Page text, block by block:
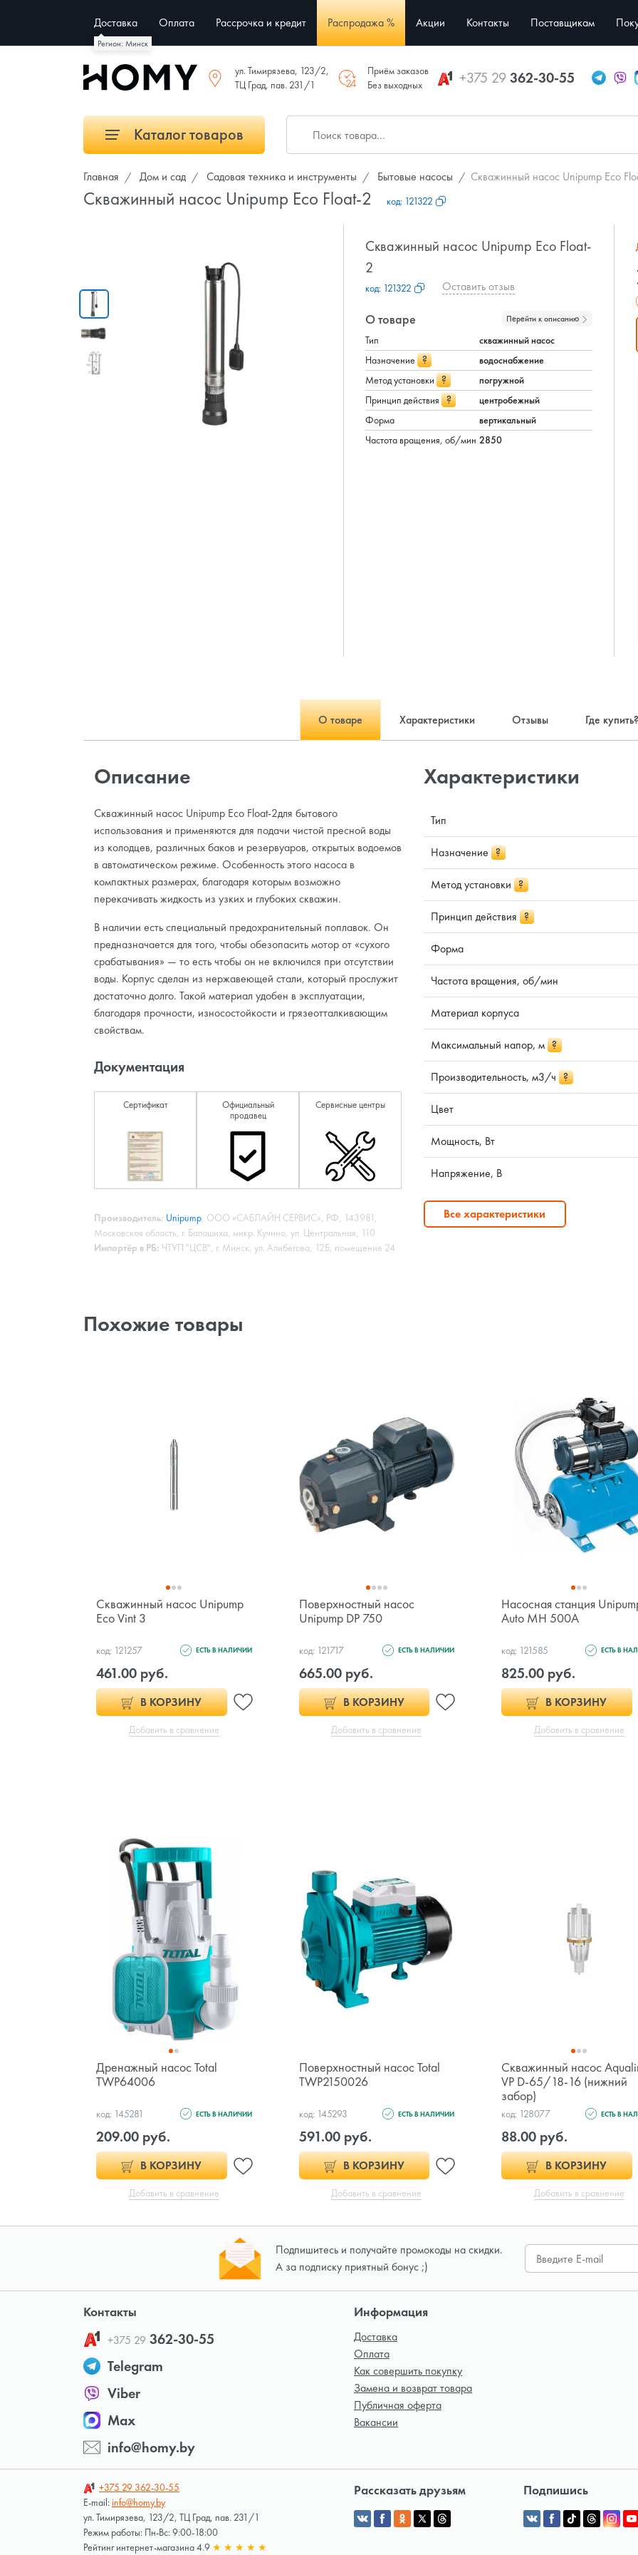
Регион: Минск
Доставка Оплата Рассрочка и кредит Распродажа % Акции Контакты Поставщикам
ул. Тимирязева, 123/2,
ТЦ Град, пав. 231/1
Приём заказов
Без выходных
+375 29362-30-55
Каталог товаров
Главная Дом и сад Садовая техника и инструменты Бытовые насосы Скважинный насос Unipump Eco
Скважинный насос Unipump Eco Float-2 код: 121322
Скважинный насос Unipump Eco Float-
2
код: 121322 Оставить отзыв
О товаре Перейти к описанию
Тип
скважинный насос
Назначение ?
водоснабжение
Метод установки ?
погружной
Принцип действия ?
центробежный
Форма
вертикальный
Частота вращения, об/мин 2850
О товаре Характеристики Отзывы Где купить?
Описание
Скважинный насос Unipump Eco Float-2для бытового
использования и применяются для подачи чистой пресной воды
из колодцев, различных баков и резервуаров, открытых водоемов
в автоматическом режиме. Особенность этого насоса в
компактных размерах, благодаря которым возможно
перекачивать жидкость из узких и глубоких скважин.
В наличии есть специальный предохранительный поплавок. Он
предназначается для того, чтобы обезопасить мотор от «сухого
срабатывания» — то есть чтобы он не включился при отсутствии
воды. Корпус сделан из нержавеющей стали, который прослужит
достаточно долго. Такой материал удобен в эксплуатации,
благодаря прочности, износостойкости и грязеотталкивающим
свойствам.
Документация
Сертификат
Официальный
продавец
Сервисные центры
Производитель: Unipump, ООО «САБЛАЙН СЕРВИС», РФ, 143981,
Московская область, г. Балашиха, микр. Кучино, ул. Центральная, 110
Импортёр в РБ: ЧТУП "ЦСВ", г. Минск, ул. Алибегова, 12Б, помещение 24
Характеристики
Тип
Назначение ?
Метод установки ?
Принцип действия ?
Форма
Частота вращения, об/мин
Материал корпуса
Максимальный напор, м ?
Производительность, м3/ч ?
Цвет
Мощность, Вт
Напряжение, В
Все характеристики
Похожие товары
Скважинный насос Unipump
Eco Vint 3
код: 121257 ЕСТЬ В НАЛИЧИИ
461.00 руб.
В КОРЗИНУ
Добавить в сравнение
Поверхностный насос
Unipump DP 750
код: 121717 ЕСТЬ В НАЛИЧИИ
665.00 руб.
В КОРЗИНУ
Добавить в сравнение
Насосная станция
Auto MH 500A
код: 121585 ЕСТЬ В
825.00 руб.
В КОРЗИНУ
Добавить в сравнение
Дренажный насос Total
TWP64006
код: 145281 ЕСТЬ В НАЛИЧИИ
209.00 руб.
В КОРЗИНУ
Добавить в сравнение
Поверхностный насос Total
TWP2150026
код: 145293 ЕСТЬ В НАЛИЧИИ
591.00 руб.
В КОРЗИНУ
Добавить в сравнение
Скважинный насос
VP D-65/18-16 (нижний
забор)
код: 128077 ЕСТЬ В
88.00 руб.
В КОРЗИНУ
Добавить в сравнение
Подпишитесь и получайте промокоды на скидки.
А за подписку приятный бонус ;)
Контакты
+375 29 362-30-55
Telegram
Viber
Max
info@homy.by
Информация
Доставка
Оплата
Как совершить покупку
Замена и возврат товара
Публичная оферта
Вакансии
+375 29 362-30-55
E-mail:info@homy.by
ул. Тимирязева, 123/2, ТЦ Град, пав. 231/1
Режим работы: Пн-Вс: 9:00-18:00
Рейтинг интернет-магазина 4.9 ★ ★ ★ ★ ★
Рассказать друзьям Подпишись